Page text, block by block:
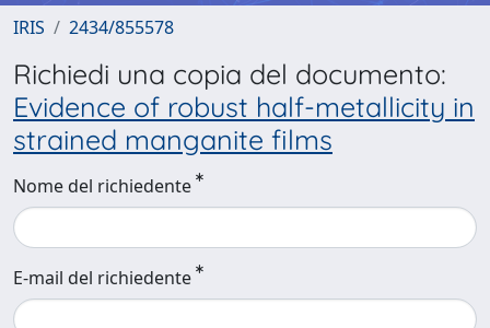
IRIS 2434/855578
Richiedi una copia del documento:
Evidence of robust half-metallicity in
strained manganite films
Nome del richiedente
E-mail del richiedente